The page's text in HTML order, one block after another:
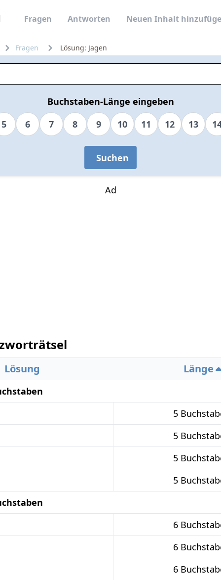
Fragen Antworten Neuen Inhalt
Fragen Lösung: Jagen
Buchstaben-Länge eingeben
5
6 7 8 9 10 11 12 13
Suchen
Ad
Lösung Länge
5
5
5
5
6
6
6